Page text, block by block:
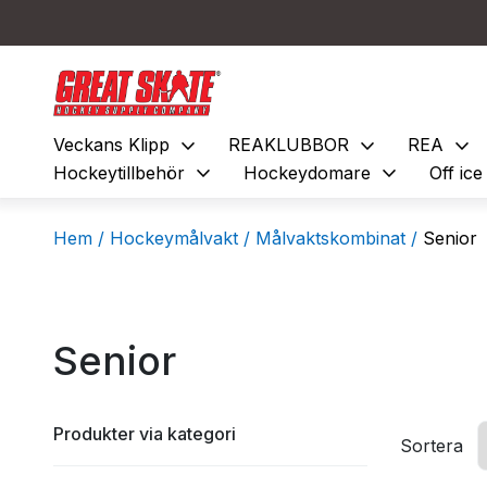
Veckans Klipp expand_more REAKLUBBOR expand_more REA expand_more
Hockeytillbehör expand_more Hockeydomare expand_more Off ice
Hem / Hockeymålvakt / Målvaktskombinat / Senior
Senior
Produkter via kategori
Sortera